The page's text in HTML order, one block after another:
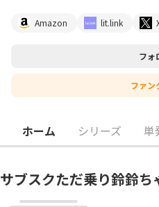
Amazon lit.link
フォ
ファン
ホーム シリーズ 単
サブスクただ乗り鈴鈴ち